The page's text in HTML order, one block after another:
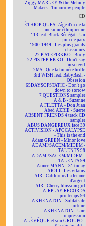
Ziggy MARLEY & the Melody
Makers - Tomorrow people
CD
ÉTHIOPIQUES L'âge d'or de la
musique éthiopienne
113 feat. Black Rénégat - Un
jour de paix
1900-1949 - Les plus grands
classiques
22 PISTEPIRKKO - Birdy
22 PISTEPIRKKO - Don't say
I'm so evil
2MS - Que la lumière brille
3rd WISH feat. BabyBash -
Obsesion
65DAYSOFSTATIC - Don't go
down to sorrow
7 QUESTIONS sampler
A & B - Suzanne
A FILETTA - Don Juan
Abed AZRIÉ - Suerte
ABSENT FRIENDS 4 track CD
sampler
ABUS DANGEREUX face 39
ACTIVISION - APOCALYPSE
- This is the end
Adam GREEN - Minor love
ADAMI/SACEM/MIDEM -
TALENTS 98
ADAMI/SACEM/MIDEM -
TALENTS 99
Aimee MANN - 31 today
AÏOLI - Les vilains
AIR - Californie/La femme
d'argent
AIR - Cherry blossom girl
AIRPLAY RECORDS
printemps 94
AKHENATON - Soldats de
fortune
AKHENATON - Une
impression
ALÉVÊQUE et son GROUPO -